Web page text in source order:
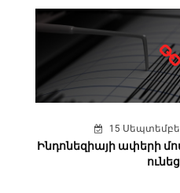
15
Ինդոնեզիայի ափերի